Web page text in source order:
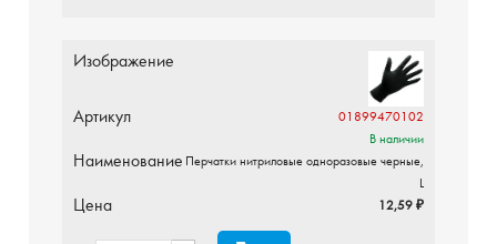
Изображение
Артикул
01899470102
В наличии
Наименование Перчатки нитриловые одноразовые черные,
L
Цена 12,59 ₽